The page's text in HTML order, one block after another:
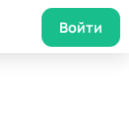
Войти